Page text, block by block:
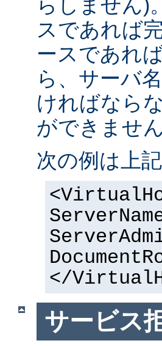
らしません)
スであれば
ースであれ
ら、サーバ
ければなら
ができません
次の例は上
</
サービス